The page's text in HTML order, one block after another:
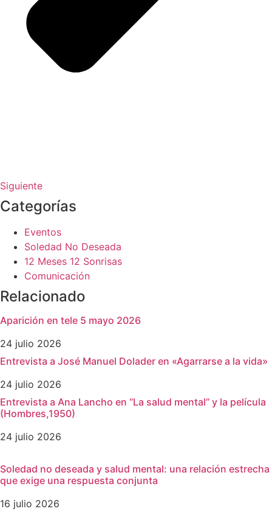
Siguiente
Categorías
Eventos
Soledad No Deseada
12 Meses 12 Sonrisas
Comunicación
Relacionado
Aparición en tele 5 mayo 2026
24 julio 2026
Entrevista a José Manuel Dolader en «Agarrarse a la vida»
24 julio 2026
Entrevista a Ana Lancho en “La salud mental” y la película
(Hombres,1950)
24 julio 2026
Soledad no deseada y salud mental: una relación estrecha
que exige una respuesta conjunta
16 julio 2026